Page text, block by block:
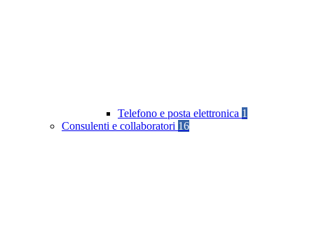
Telefono e posta elettronica 1
Consulenti e collaboratori 16